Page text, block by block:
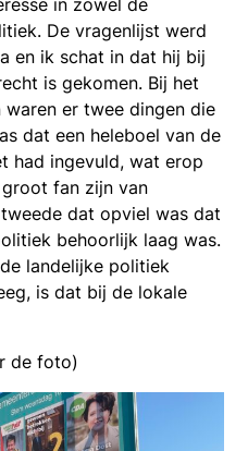
De vragenlijst werd
en ik schat in dat hij bij
is gekomen. Bij het
er twee dingen die
dat een heleboel van de
had ingevuld, wat erop
fan zijn van
dat opviel was dat
behoorlijk laag was.
landelijke politiek
is dat bij de lokale
de foto)